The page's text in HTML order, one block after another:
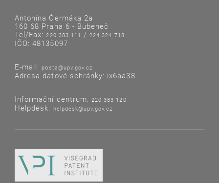
Antonína Čermáka 2a
160 68 Praha 6 - Bubeneč
Tel/Fax:220 383 111 /224 324 718
IČO: 48135097
E-mail: posta@upv.gov.cz
Adresa datové schránky: ix6aa38
Informační centrum: 220 383 120
Helpdesk: helpdesk@upv.gov.cz